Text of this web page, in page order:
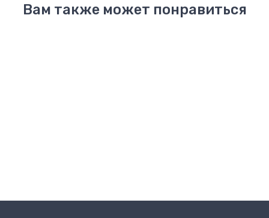
Вам также может понравиться